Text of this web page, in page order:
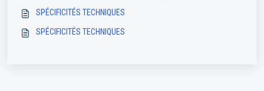
SPÉCIFICITÉS TECHNIQUES
SPÉCIFICITÉS TECHNIQUES